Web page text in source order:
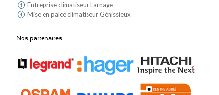
Entreprise climatiseur Larnage
Mise en palce climatiseur Génissieux
Nos partenaires